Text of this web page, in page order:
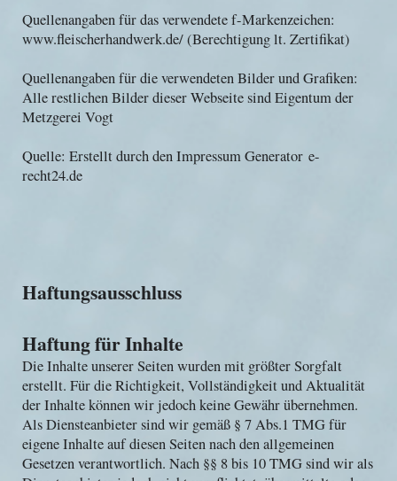
Quellenangaben für das verwendete f-Markenzeichen:
www.fleischerhandwerk.de/ (Berechtigung lt. Zertifikat)
Quellenangaben für die verwendeten Bilder und Grafiken:
Alle restlichen Bilder dieser Webseite sind Eigentum der
Metzgerei Vogt
Quelle: Erstellt durch den Impressum Generator e-
recht24.de
Haftungsausschluss
Haftung für Inhalte
Die Inhalte unserer Seiten wurden mit größter Sorgfalt
erstellt. Für die Richtigkeit, Vollständigkeit und Aktualität
der Inhalte können wir jedoch keine Gewähr übernehmen.
Als Diensteanbieter sind wir gemäß § 7 Abs.1 TMG für
eigene Inhalte auf diesen Seiten nach den allgemeinen
Gesetzen verantwortlich. Nach §§ 8 bis 10 TMG sind wir als